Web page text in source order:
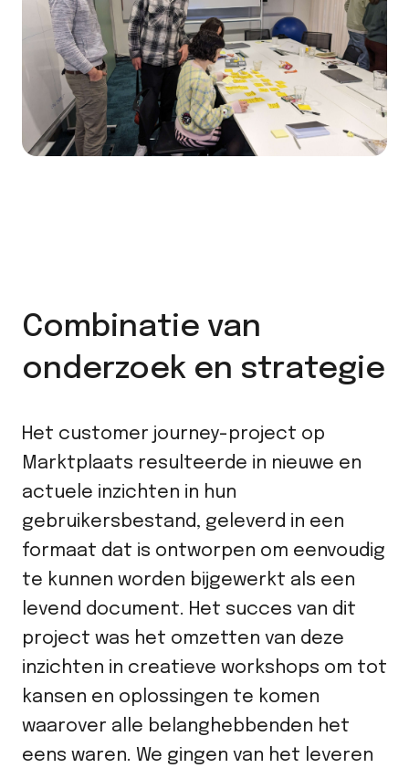
Combinatie van
onderzoek en strategie
Het customer journey-project op
Marktplaats resulteerde in nieuwe en
actuele inzichten in hun
gebruikersbestand, geleverd in een
formaat dat is ontworpen om eenvoudig
te kunnen worden bijgewerkt als een
levend document. Het succes van dit
project was het omzetten van deze
inzichten in creatieve workshops om tot
kansen en oplossingen te komen
waarover alle belanghebbenden het
eens waren. We gingen van het leveren